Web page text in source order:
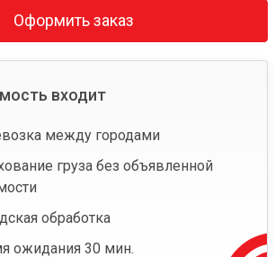
Оформить заказ
входит
между городами
груза без объявленной
обработка
ожидания 30 мин.